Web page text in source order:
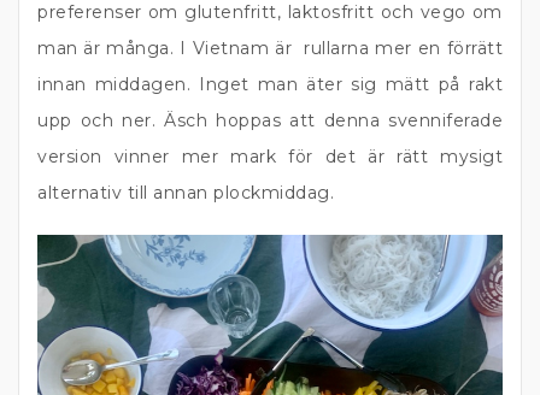
preferenser om glutenfritt, laktosfritt och vego om
man är många. I Vietnam är rullarna mer en förrätt
innan middagen. Inget man äter sig mätt på rakt
upp och ner. Äsch hoppas att denna svenniferade
version vinner mer mark för det är rätt mysigt
alternativ till annan plockmiddag.